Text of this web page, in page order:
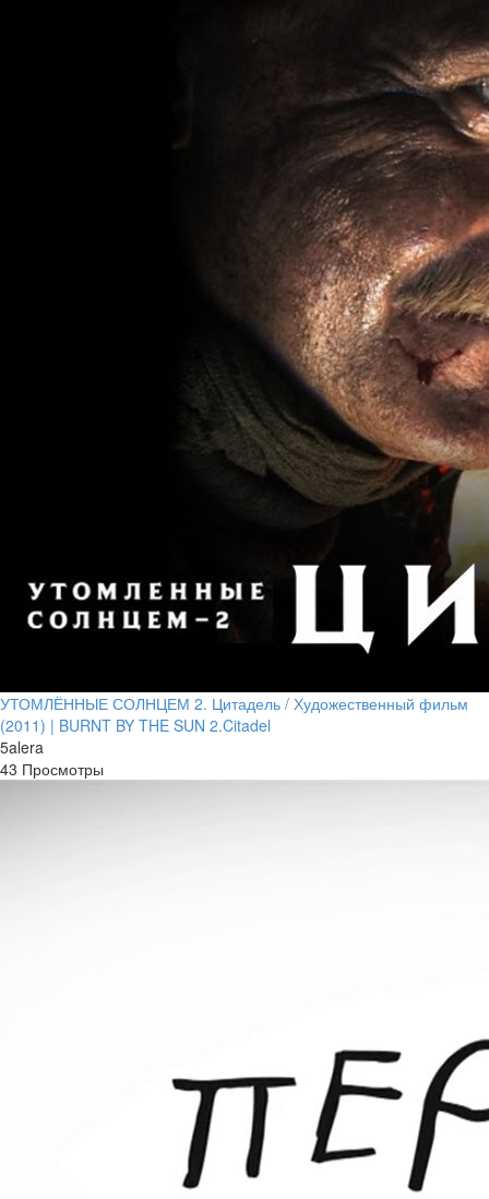
УТОМЛЁННЫЕ СОЛНЦЕМ 2. Цитадель / Художественный фильм
(2011) | BURNT BY THE SUN 2.Citadel
5alera
43 Просмотры